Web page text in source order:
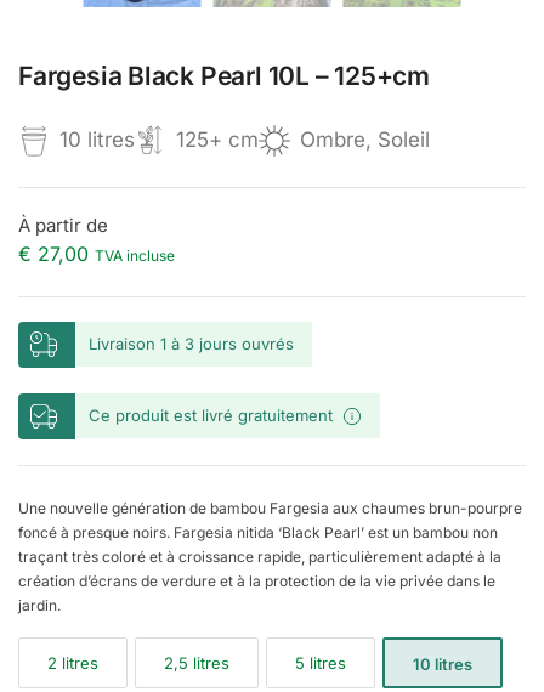
Fargesia Black Pearl 10L – 125+cm
10 litres 125+ cm Ombre, Soleil
À partir de
€ 27,00 TVA incluse
Livraison 1 à 3 jours ouvrés
Ce produit est livré gratuitement
Une nouvelle génération de bambou Fargesia aux chaumes brun-pourpre
foncé à presque noirs. Fargesia nitida ‘Black Pearl’ est un bambou non
traçant très coloré et à croissance rapide, particulièrement adapté à la
création d’écrans de verdure et à la protection de la vie privée dans le
jardin.
2 litres 2,5 litres 5 litres 10 litres